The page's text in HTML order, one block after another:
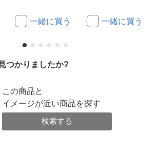
一緒に買う 一緒に買う
つかりましたか?
この商品と
イメージが近い商品を探す
検索する